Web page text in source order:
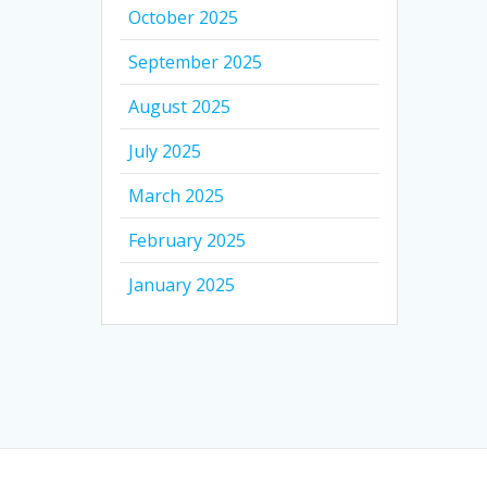
October 2025
September 2025
August 2025
July 2025
March 2025
February 2025
January 2025